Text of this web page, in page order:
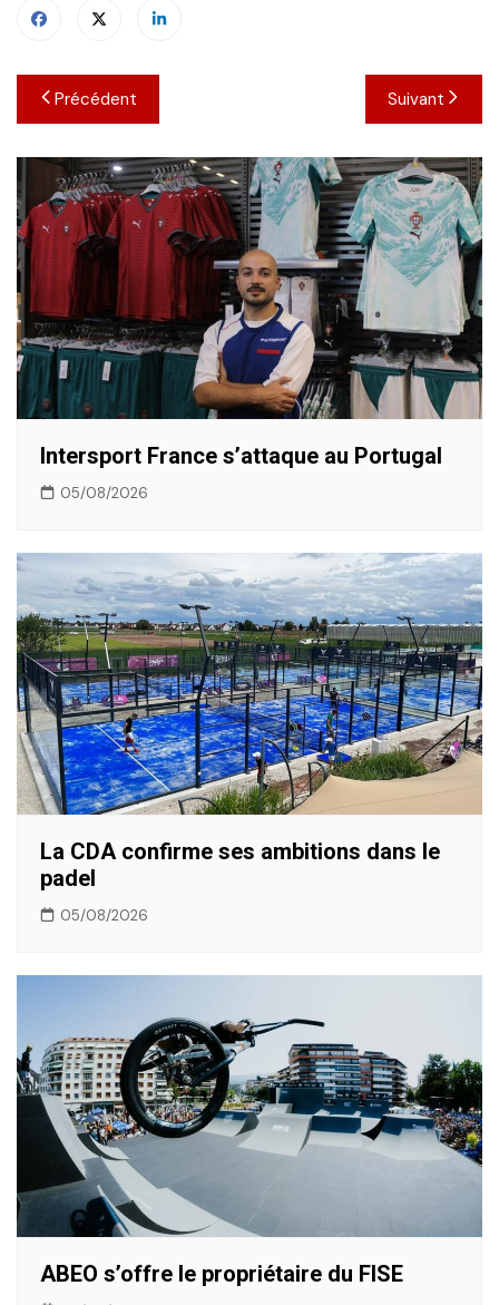
Navigation
de
l’article
Précédent Suivant
Intersport France s’attaque au Portugal
05/08/2026
La CDA confirme ses ambitions dans le
padel
05/08/2026
ABEO s’offre le propriétaire du FISE